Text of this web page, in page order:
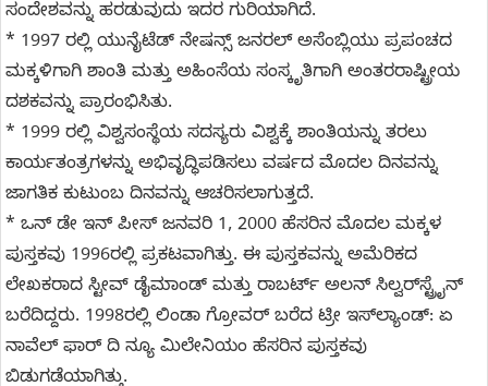
ಸಂದೇಶವನ್ನು ಹರಡುವುದು ಇದರ ಗುರಿಯಾಗಿದೆ.
* 1997 ರಲ್ಲಿ ಯುನೈಟೆಡ್ ನೇಷನ್ಸ್ ಜನರಲ್ ಅಸೆಂಬ್ಲಿಯು ಪ್ರಪಂಚದ
ಮಕ್ಕಳಿಗಾಗಿ ಶಾಂತಿ ಮತ್ತು ಅಹಿಂಸೆಯ ಸಂಸ್ಕೃತಿಗಾಗಿ ಅಂತರರಾಷ್ಟ್ರೀಯ
ದಶಕವನ್ನು ಪ್ರಾರಂಭಿಸಿತು.
* 1999 ರಲ್ಲಿ ವಿಶ್ವಸಂಸ್ಥೆಯ ಸದಸ್ಯರು ವಿಶ್ವಕ್ಕೆ ಶಾಂತಿಯನ್ನು ತರಲು
ಕಾರ್ಯತಂತ್ರಗಳನ್ನು ಅಭಿವೃದ್ಧಿಪಡಿಸಲು ವರ್ಷದ ಮೊದಲ ದಿನವನ್ನು
ಜಾಗತಿಕ ಕುಟುಂಬ ದಿನವನ್ನು ಆಚರಿಸಲಾಗುತ್ತದೆ.
* ಒನ್ ಡೇ ಇನ್ ಪೀಸ್ ಜನವರಿ 1, 2000 ಹೆಸರಿನ ಮೊದಲ ಮಕ್ಕಳ
ಪುಸ್ತಕವು 1996ರಲ್ಲಿ ಪ್ರಕಟವಾಗಿತ್ತು. ಈ ಪುಸ್ತಕವನ್ನು ಅಮೆರಿಕದ
ಲೇಖಕರಾದ ಸ್ಟೀವ್‌ ಡೈಮಾಂಡ್‌ ಮತ್ತು ರಾಬರ್ಟ್‌ ಅಲನ್‌ ಸಿಲ್ವರ್‌ಸ್ಟ್ರೈನ್‌
ಬರೆದಿದ್ದರು. 1998ರಲ್ಲಿ ಲಿಂಡಾ ಗ್ರೋವರ್‌ ಬರೆದ ಟ್ರೀ ಇಸ್‌ಲ್ಯಾಂಡ್‌: ಏ
ನಾವೆಲ್‌ ಫಾರ್‌ ದಿ ನ್ಯೂ ಮಿಲೇನಿಯಂ ಹೆಸರಿನ ಪುಸ್ತಕವು
ಬಿಡುಗಡೆಯಾಗಿತ್ತು.